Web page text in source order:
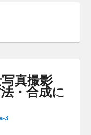
真撮影
・合成に
3